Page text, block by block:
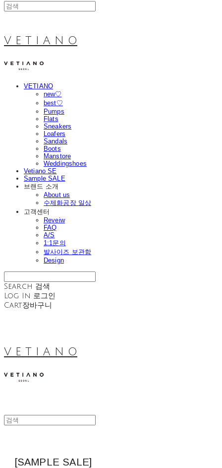
V E T I A N O
VETIANO
new♡
best♡
Pumps
Flats
Sneakers
Loafers
Sandals
Boots
Manstore
Weddingshoes
Vetiano SE
Sample SALE
브랜드 소개
About us
수제화공장 일상
고객센터
Reveiw
FAQ
A/S
1:1문의
발사이즈 보관함
Design
Search 검색
Log In 로그인
Cart장바구니
V E T I A N O
[SAMPLE SALE]